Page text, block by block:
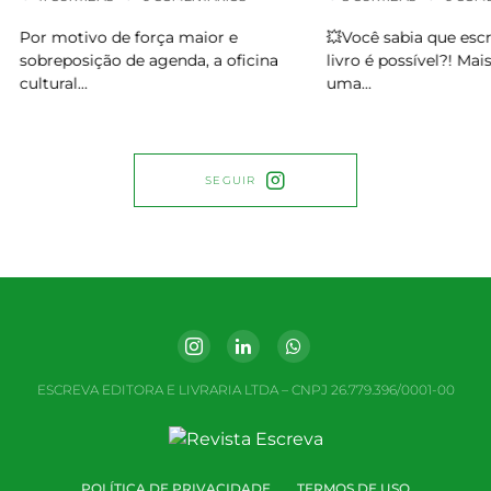
Por motivo de força maior e
sobreposição de agenda, a oficina
cultural…
💥Você sabia que
livro é possível?! Mais
uma…
SEGUIR
ESCREVA EDITORA E LIVRARIA LTDA – CNPJ 26.779.396/0001-00